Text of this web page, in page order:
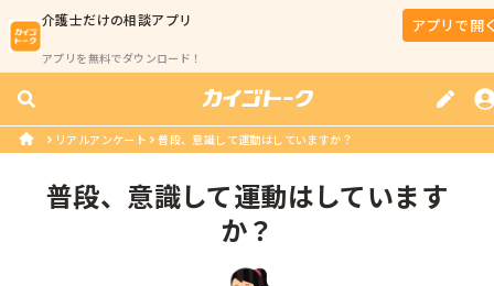
介護士だけの相談アプリ
アプリを無料でダウンロード！
アプリで開
リアルアンケート 普段、意識して運動はしていますか？
普段、意識して運動はしています
か？